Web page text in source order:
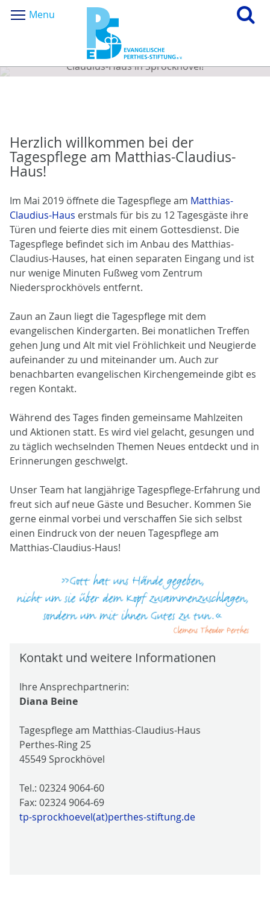
Menu
Herzlich willkommen bei der Tagespflege am Matthias-
Claudius-Haus in Sprockhövel!
Herzlich willkommen bei der
Tagespflege am Matthias-Claudius-
Haus!
Im Mai 2019 öffnete die Tagespflege am Matthias-
Claudius-Haus erstmals für bis zu 12 Tagesgäste ihre
Türen und feierte dies mit einem Gottesdienst. Die
Tagespflege befindet sich im Anbau des Matthias-
Claudius-Hauses, hat einen separaten Eingang und ist
nur wenige Minuten Fußweg vom Zentrum
Niedersprockhövels entfernt.
Zaun an Zaun liegt die Tagespflege mit dem
evangelischen Kindergarten. Bei monatlichen Treffen
gehen Jung und Alt mit viel Fröhlichkeit und Neugierde
aufeinander zu und miteinander um. Auch zur
benachbarten evangelischen Kirchengemeinde gibt es
regen Kontakt.
Während des Tages finden gemeinsame Mahlzeiten
und Aktionen statt. Es wird viel gelacht, gesungen und
zu täglich wechselnden Themen Neues entdeckt und in
Erinnerungen geschwelgt.
Unser Team hat langjährige Tagespflege-Erfahrung und
freut sich auf neue Gäste und Besucher. Kommen Sie
gerne einmal vorbei und verschaffen Sie sich selbst
einen Eindruck von der neuen Tagespflege am
Matthias-Claudius-Haus!
Kontakt und weitere Informationen
Ihre Ansprechpartnerin:
Diana Beine
Tagespflege am Matthias-Claudius-Haus
Perthes-Ring 25
45549 Sprockhövel
Tel.: 02324 9064-60
Fax: 02324 9064-69
tp-sprockhoevel(at)perthes-stiftung.de